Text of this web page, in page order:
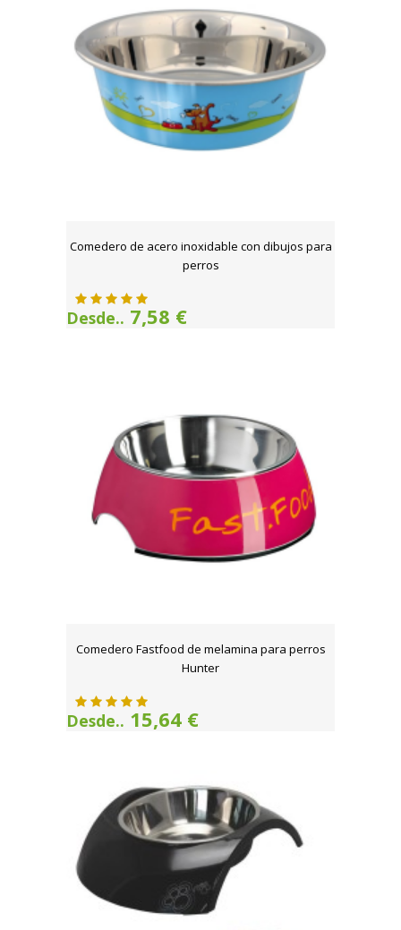
Comedero de acero inoxidable con dibujos para
perros
Desde.. 7,58 €
Comedero Fastfood de melamina para perros
Hunter
Desde.. 15,64 €